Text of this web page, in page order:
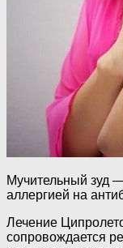
Мучительный зуд
аллергией на
Лечение
сопровождается